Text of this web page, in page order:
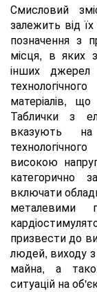
Смисловий
залежить від
позначення з
місця, в яких
інших джерел
матеріалів,
Таблички з
вказують на
високою
категорично
включати
металевими
призвести до
людей, виходу з
майна, а
ситуацій на